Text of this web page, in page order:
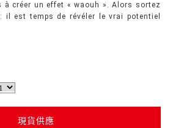
créer un effet « waouh ». Alors sortez
il est temps de révéler le vrai potentiel
現貨供應